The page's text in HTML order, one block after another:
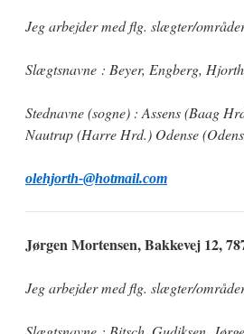
Jeg arbejder med flg. slægter/
Slægtsnavne : Beyer, Engberg,
Stednavne (sogne) : Assens (Baag
Nautrup (Harre Hrd.) Odense
olehjorth-@hotmail.com
Jørgen Mortensen, Bakkevej 12,
Jeg arbejder med flg. slægter/